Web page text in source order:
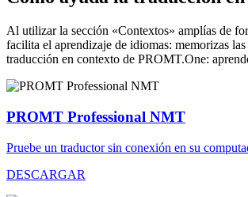
Al utilizar la sección «Contextos» amplías de
facilita el aprendizaje de idiomas: memorizas
traducción en contexto de PROMT.One:
PROMT Professional NMT
Pruebe un traductor sin conexión en su
DESCARGAR